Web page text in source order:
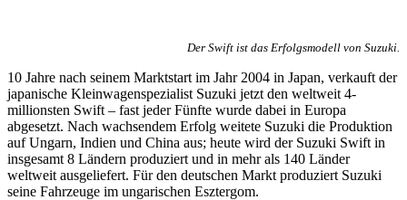
Der Swift ist das Erfolgsmodell von Suzuki.
10 Jahre nach seinem Marktstart im Jahr 2004 in Japan, verkauft der
japanische Kleinwagenspezialist Suzuki jetzt den weltweit 4-
millionsten Swift – fast jeder Fünfte wurde dabei in Europa
abgesetzt. Nach wachsendem Erfolg weitete Suzuki die Produktion
auf Ungarn, Indien und China aus; heute wird der Suzuki Swift in
insgesamt 8 Ländern produziert und in mehr als 140 Länder
weltweit ausgeliefert. Für den deutschen Markt produziert Suzuki
seine Fahrzeuge im ungarischen Esztergom.